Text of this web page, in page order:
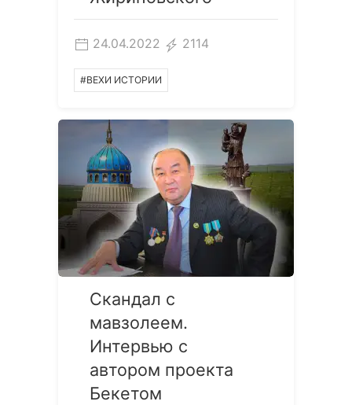
24.04.2022 2114
#ВЕХИ ИСТОРИИ
Скандал с
мавзолеем.
Интервью с
автором проекта
Бекетом